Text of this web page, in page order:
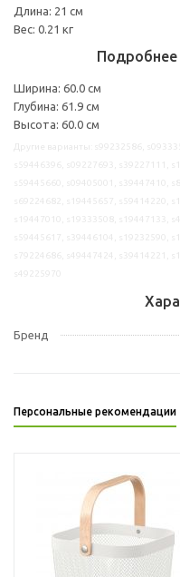
Длина: 21 см
Вес: 0.21 кг
Подробнее
Ширина: 60.0 см
Глубина: 61.9 см
Высота: 60.0 см
Бренд
Персональные рекомендации